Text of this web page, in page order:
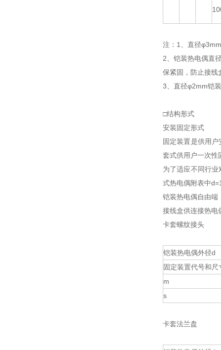
注：1、直径
2、铠装热电偶直
保紧固，防止接线
3、直径φ2mm铠
□结构形式
安装固定形式
固定装置是供用
套式供用户一次性
为了适应不同行
式热电偶附表中
铠装热电偶自由端
接线盒供连接热电
卡套螺纹接头
铠装热电偶外径d
固定装置代号和尺
m
s
卡套法兰盘